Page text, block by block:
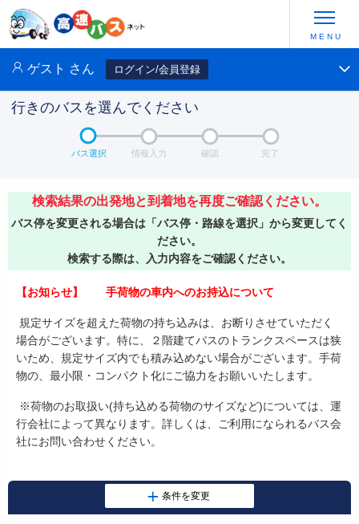
ゲスト さん ログイン/会員登録
行きのバスを選んでください
バス選択 情報入力 確認 完了
検索結果の出発地と到着地を再度ご確認ください。
バス停を変更される場合は「バス停・路線を選択」から変更してく
ださい。
検索する際は、入力内容をご確認ください。
【お知らせ】 手荷物の車内へのお持込について
規定サイズを超えた荷物の持ち込みは、お断りさせていただく
場合がございます。特に、２階建てバスのトランクスペースは狭
いため、規定サイズ内でも積み込めない場合がございます。手荷
物の、最小限・コンパクト化にご協力をお願いいたします。
※荷物のお取扱い(持ち込める荷物のサイズなど)については、運
行会社によって異なります。詳しくは、ご利用になられるバス会
社にお問い合わせください。